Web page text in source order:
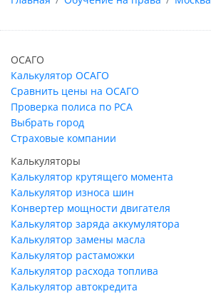
ОСАГО
Калькулятор ОСАГО
Сравнить цены на ОСАГО
Проверка полиса по РСА
Выбрать город
Страховые компании
Калькуляторы
Калькулятор крутящего момента
Калькулятор износа шин
Конвертер мощности двигателя
Калькулятор заряда аккумулятора
Калькулятор замены масла
Калькулятор растаможки
Калькулятор расхода топлива
Калькулятор автокредита